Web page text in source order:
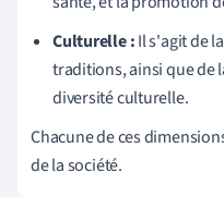
Culturelle :Il s'agit de
traditions, ainsi que de
diversité culturelle.
Chacune de ces
de la société.